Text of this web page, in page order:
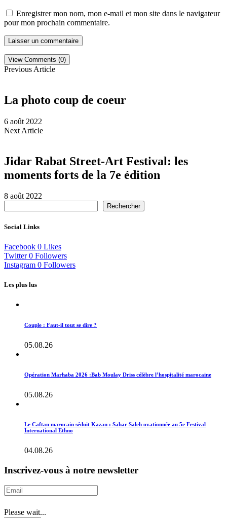
Enregistrer mon nom, mon e-mail et mon site dans le navigateur
pour mon prochain commentaire.
View Comments (0)
Previous Article
La photo coup de coeur
6 août 2022
Next Article
Jidar Rabat Street-Art Festival: les
moments forts de la 7e édition
8 août 2022
Rechercher
Social Links
Facebook 0 Likes
Twitter 0 Followers
Instagram 0 Followers
Les plus lus
Couple : Faut-il tout se dire ?
05.08.26
Opération Marhaba 2026 :Bab Moulay Driss célèbre l’hospitalité marocaine
05.08.26
Le Caftan marocain séduit Kazan : Sahar Saleh ovationnée au 5e Festival
International Ethno
04.08.26
Inscrivez-vous à notre newsletter
Please wait...